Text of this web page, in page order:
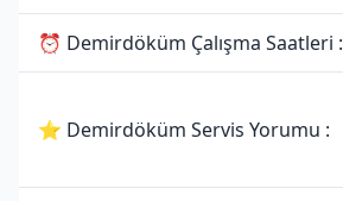
⏰ Demirdöküm Çalışma Saatleri :
⭐ Demirdöküm Servis Yorumu :